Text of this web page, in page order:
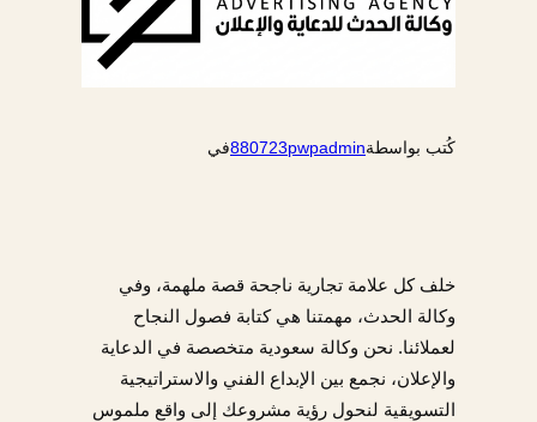
كُتب بواسطة880723pwpadminفي
خلف كل علامة تجارية ناجحة قصة ملهمة، وفي
وكالة الحدث، مهمتنا هي كتابة فصول النجاح
لعملائنا. نحن وكالة سعودية متخصصة في الدعاية
والإعلان، نجمع بين الإبداع الفني والاستراتيجية
التسويقية لنحول رؤية مشروعك إلى واقع ملموس